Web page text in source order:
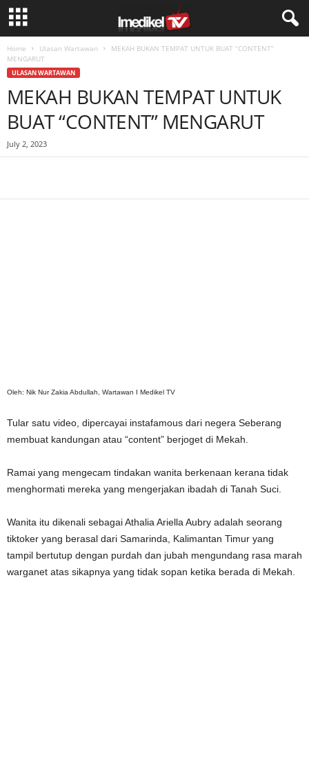
Home Ulasan Wartawan
MEKAH BUKAN TEMPAT UNTUK BUAT “CONTENT”
MENGARUT
ULASAN WARTAWAN
MEKAH BUKAN TEMPAT UNTUK
BUAT “CONTENT” MENGARUT
July 2, 2023
Oleh: Nik Nur Zakia Abdullah, Wartawan I Medikel TV
Tular satu video, dipercayai instafamous dari negera Seberang
membuat kandungan atau “content” berjoget di Mekah.
Ramai yang mengecam tindakan wanita berkenaan kerana tidak
menghormati mereka yang mengerjakan ibadah di Tanah Suci.
Wanita itu dikenali sebagai Athalia Ariella Aubry adalah seorang
tiktoker yang berasal dari Samarinda, Kalimantan Timur yang
tampil bertutup dengan purdah dan jubah mengundang rasa marah
warganet atas sikapnya yang tidak sopan ketika berada di Mekah.